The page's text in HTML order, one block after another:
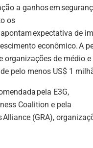
a ganhos em
os
expectativa de
econômico. A
organizações de médio
pelo menos US$ 1
pela E3G,
Coalition e pela
Alliance (GRA),